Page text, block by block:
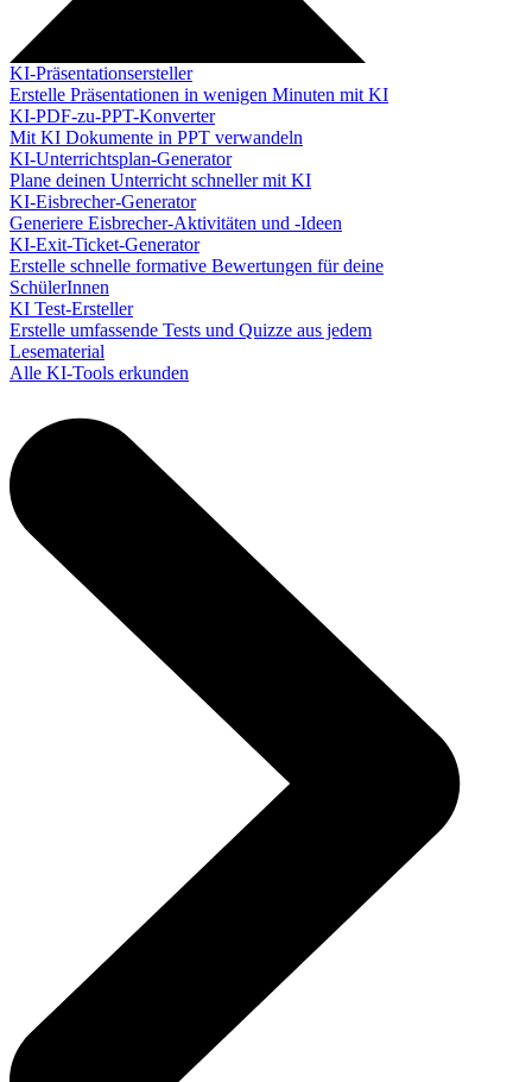
KI-Präsentationsersteller
Erstelle Präsentationen in wenigen Minuten mit KI
KI-PDF-zu-PPT-Konverter
Mit KI Dokumente in PPT verwandeln
KI-Unterrichtsplan-Generator
Plane deinen Unterricht schneller mit KI
KI-Eisbrecher-Generator
Generiere Eisbrecher-Aktivitäten und -Ideen
KI-Exit-Ticket-Generator
Erstelle schnelle formative Bewertungen für deine
SchülerInnen
KI Test-Ersteller
Erstelle umfassende Tests und Quizze aus jedem
Lesematerial
Alle KI-Tools erkunden